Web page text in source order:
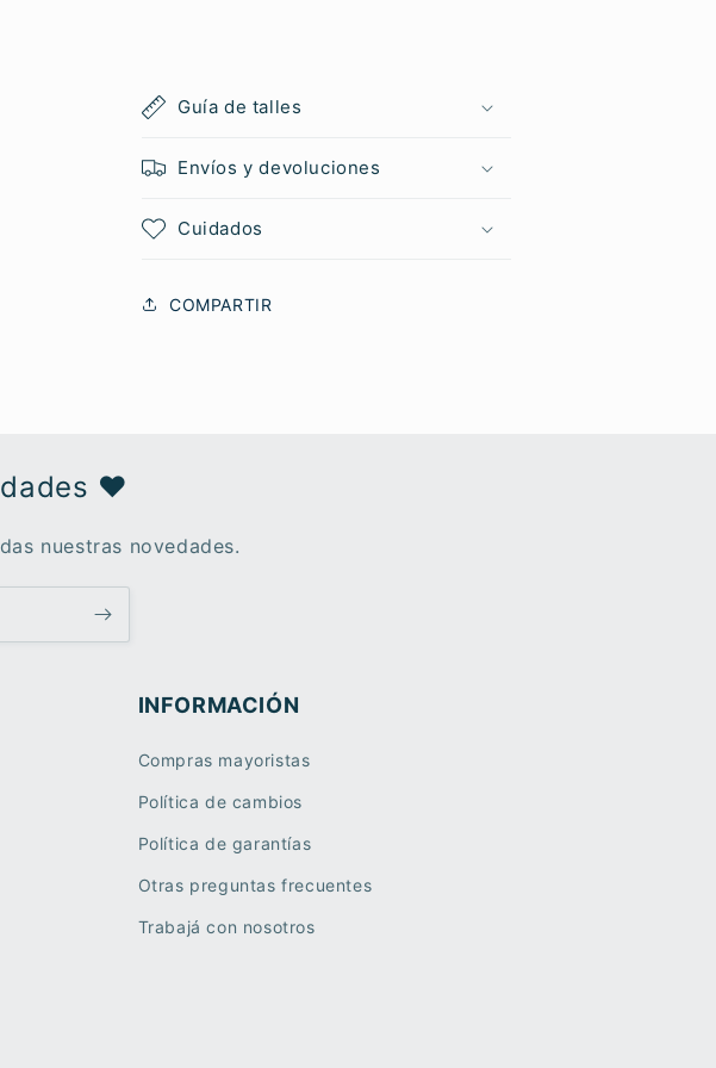
Guía de talles
Envíos y devoluciones
Cuidados
COMPARTIR
♥︎
nuestras novedades.
INFORMACIÓN
Compras mayoristas
Política de cambios
Política de garantías
Otras preguntas frecuentes
Trabajá con nosotros